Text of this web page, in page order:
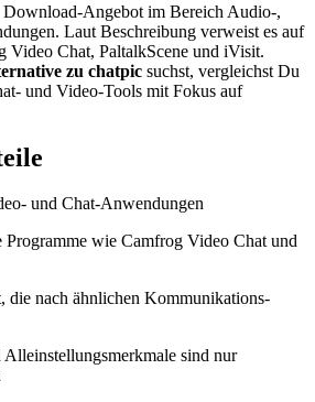
Angebot im Bereich Audio-,
Laut Beschreibung verweist es auf
Video Chat, PaltalkScene und iVisit.
zu chatpic suchst, vergleichst Du
und Video-Tools mit Fokus auf
und Chat-Anwendungen
Programme wie Camfrog Video Chat und
die nach ähnlichen Kommunikations-
sind nur